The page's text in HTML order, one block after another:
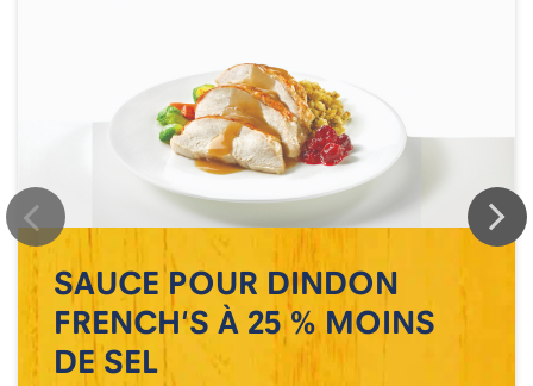
SAUCE POUR DINDON
FRENCH'S À 25 % MOINS
DE SEL